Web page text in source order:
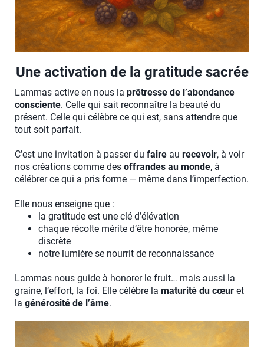
Une activation de la gratitude sacrée
Lammas active en nous la prêtresse de l’abondance
consciente. Celle qui sait reconnaître la beauté du
présent. Celle qui célèbre ce qui est, sans attendre que
tout soit parfait.
C’est une invitation à passer du faire au recevoir, à voir
nos créations comme des offrandes au monde, à
célébrer ce qui a pris forme — même dans l’imperfection.
Elle nous enseigne que :
la gratitude est une clé d’élévation
chaque récolte mérite d’être honorée, même
discrète
notre lumière se nourrit de reconnaissance
Lammas nous guide à honorer le fruit… mais aussi la
graine, l’effort, la foi. Elle célèbre la maturité du cœur et
la générosité de l’âme.